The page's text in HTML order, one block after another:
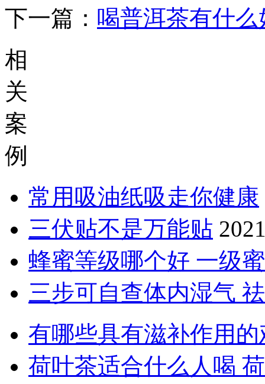
下一篇： 喝普洱茶有什
相
关
案
例
常用吸油纸吸走你健康
三伏贴不是万能贴
蜂蜜等级哪个好 一级
三步可自查体内湿气
有哪些具有滋补作用的
荷叶茶适合什么人喝